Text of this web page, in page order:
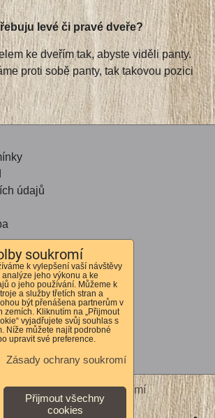
levé či pravé dveře?
ke dveřím tak, abyste viděli panty.
proti sobě panty, tak takovou pozici
údajů
Zásady ochrany soukromí
soukromí
k vylepšení vaší návštěvy
jeho výkonu a ke
o jeho používání. Můžeme k
a služby třetích stran a
být přenášena partnerům v
zemích. Kliknutím na „Přijmout
vyjadřujete svůj souhlas s
Níže můžete najít podrobné
upravit své preference.
Zásady ochrany soukromí
Přijmout všechny
cookies